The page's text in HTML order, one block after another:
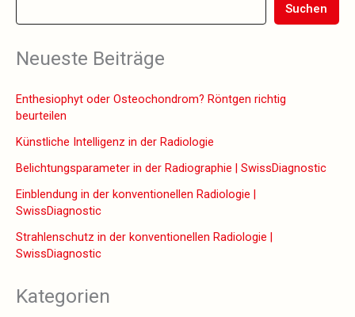
Suchen
Neueste Beiträge
Enthesiophyt oder Osteochondrom? Röntgen richtig
beurteilen
Künstliche Intelligenz in der Radiologie
Belichtungsparameter in der Radiographie | SwissDiagnostic
Einblendung in der konventionellen Radiologie |
SwissDiagnostic
Strahlenschutz in der konventionellen Radiologie |
SwissDiagnostic
Kategorien